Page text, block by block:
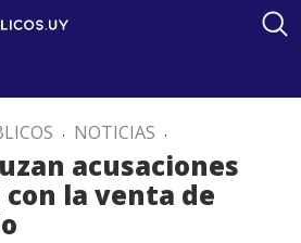
. NOTICIAS .
acusaciones
la venta de